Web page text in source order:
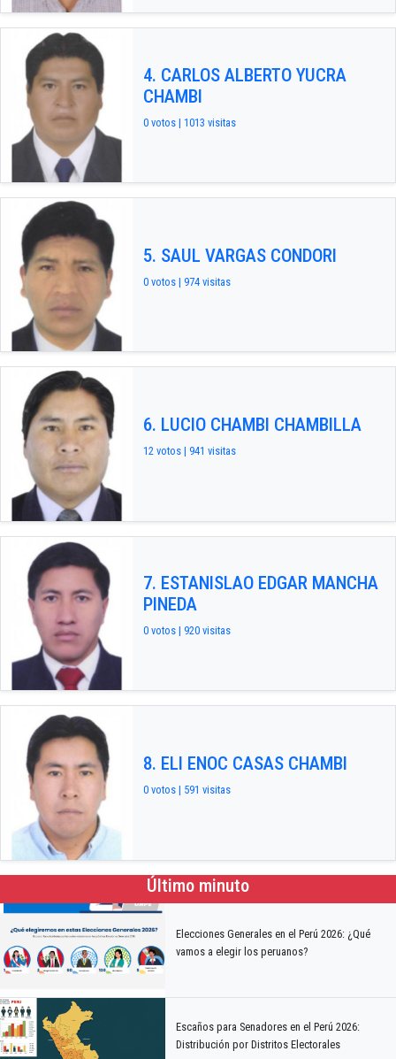
4. CARLOS ALBERTO YUCRA
CHAMBI
0 votos | 1013 visitas
5. SAUL VARGAS CONDORI
0 votos | 974 visitas
6. LUCIO CHAMBI CHAMBILLA
12 votos | 941 visitas
7. ESTANISLAO EDGAR MANCHA
PINEDA
0 votos | 920 visitas
8. ELI ENOC CASAS CHAMBI
0 votos | 591 visitas
Último minuto
Elecciones Generales en el Perú 2026: ¿Qué
vamos a elegir los peruanos?
Escaños para Senadores en el Perú 2026:
Distribución por Distritos Electorales